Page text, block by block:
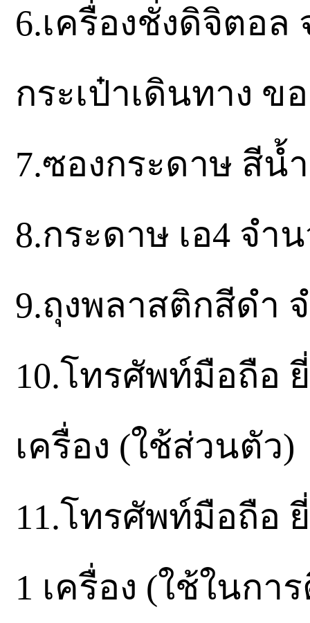
6.เครื่องชั่งดิจิตอล
กระเป๋าเดินทาง ข
7.ซองกระดาษ สีน้
8.กระดาษ เอ4 จำ
9.ถุงพลาสติกสีดำ
10.โทรศัพท์มือถือ
เครื่อง (ใช้ส่วนตัว)
11.โทรศัพท์มือถือ
1 เครื่อง (ใช้ในกา